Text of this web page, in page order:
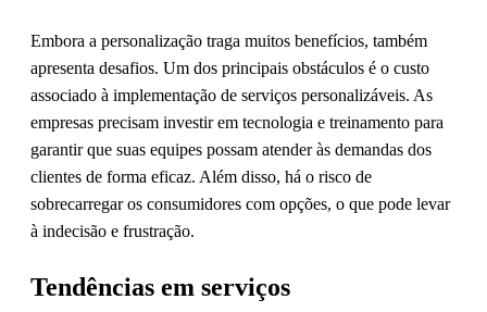
Embora a personalização traga muitos benefícios, também
apresenta desafios. Um dos principais obstáculos é o custo
associado à implementação de serviços personalizáveis. As
empresas precisam investir em tecnologia e treinamento para
garantir que suas equipes possam atender às demandas dos
clientes de forma eficaz. Além disso, há o risco de
sobrecarregar os consumidores com opções, o que pode levar
à indecisão e frustração.
Tendências em serviços